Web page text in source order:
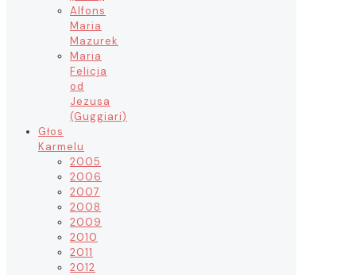
Alfons
Maria
Mazurek
Maria
Felicja
od
Jezusa
(Guggiari)
Głos
Karmelu
2005
2006
2007
2008
2009
2010
2011
2012